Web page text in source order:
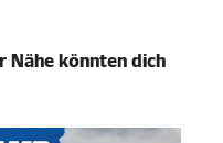
Nähe könnten dich